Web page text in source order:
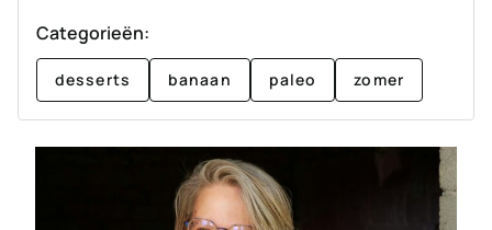
Categorieën:
desserts banaan paleo zomer